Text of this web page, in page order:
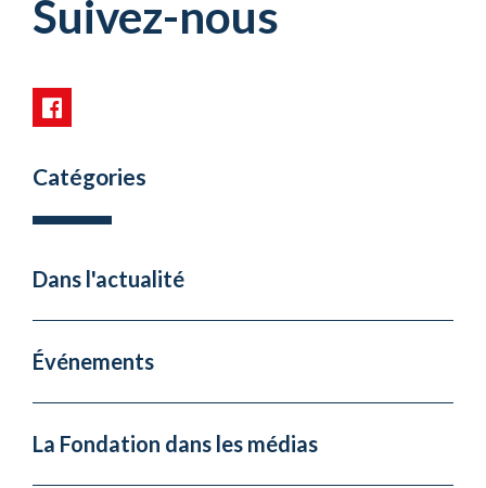
Suivez-nous
Catégories
Dans l'actualité
Événements
La Fondation dans les médias